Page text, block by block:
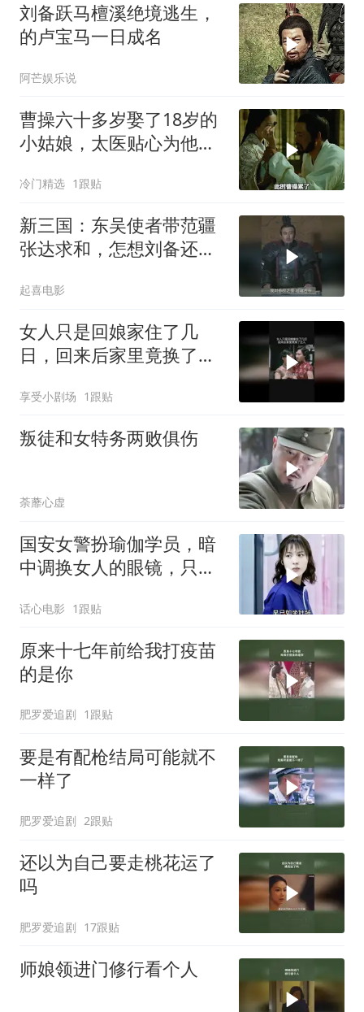
刘备跃马檀溪绝境逃生，
的卢宝马一日成名
阿芒娱乐说
曹操六十多岁娶了18岁的
小姑娘，太医贴心为他寻
冷门精选 1跟贴
新三国：东吴使者带范疆
张达求和，怎想刘备还在
起喜电影
女人只是回娘家住了几
日，回来后家里竟换了主
享受小剧场 1跟贴
叛徒和女特务两败俱伤
荼蘼心虚
国安女警扮瑜伽学员，暗
中调换女人的眼镜，只为
话心电影 1跟贴
原来十七年前给我打疫苗
的是你
肥罗爱追剧 1跟贴
要是有配枪结局可能就不
一样了
肥罗爱追剧 2跟贴
还以为自己要走桃花运了
吗
肥罗爱追剧 17跟贴
师娘领进门修行看个人